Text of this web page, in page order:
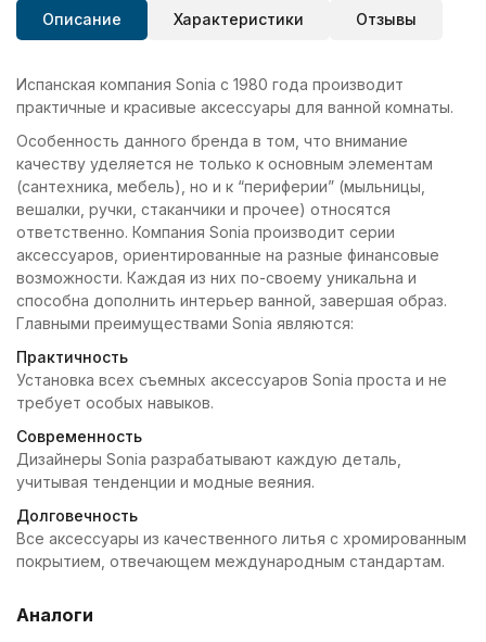
Описание Характеристики Отзывы
Испанская компания Sonia с 1980 года производит
практичные и красивые аксессуары для ванной комнаты.
Особенность данного бренда в том, что внимание
качеству уделяется не только к основным элементам
(сантехника, мебель), но и к “периферии” (мыльницы,
вешалки, ручки, стаканчики и прочее) относятся
ответственно. Компания Sonia производит серии
аксессуаров, ориентированные на разные финансовые
возможности. Каждая из них по-своему уникальна и
способна дополнить интерьер ванной, завершая образ.
Главными преимуществами Sonia являются:
Практичность
Установка всех съемных аксессуаров Sonia проста и не
требует особых навыков.
Современность
Дизайнеры Sonia разрабатывают каждую деталь,
учитывая тенденции и модные веяния.
Долговечность
Все аксессуары из качественного литья с хромированным
покрытием, отвечающем международным стандартам.
Аналоги